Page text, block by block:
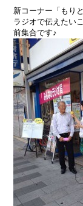
新コーナー「もり
ラジオで伝えたい
前集合です♪